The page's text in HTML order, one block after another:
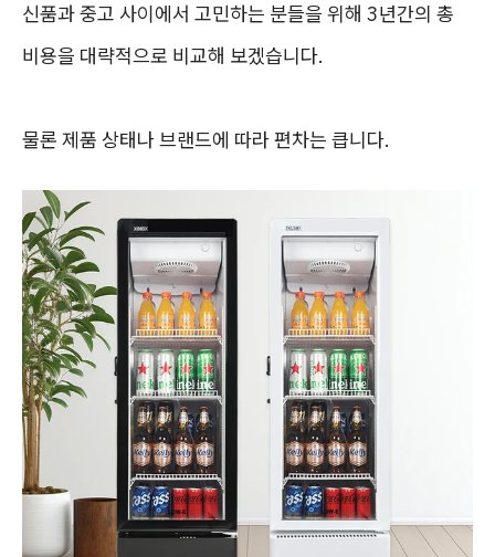
신품과 중고 사이에서 고민하는 분들을 위해 3년간의 총
비용을 대략적으로 비교해 보겠습니다.
물론 제품 상태나 브랜드에 따라 편차는 큽니다.